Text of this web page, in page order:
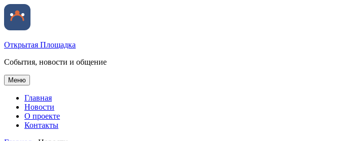
Открытая Площадка
События, новости и общение
Меню
Главная
Новости
О проекте
Контакты